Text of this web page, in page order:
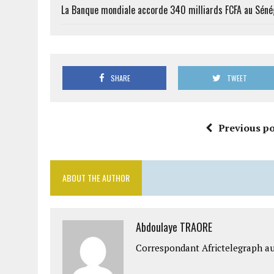
La Banque mondiale accorde 340 milliards FCFA au
SHARE TWEET
Previous
ABOUT THE AUTHOR
Abdoulaye TRAORE
Correspondant Africtelegraph